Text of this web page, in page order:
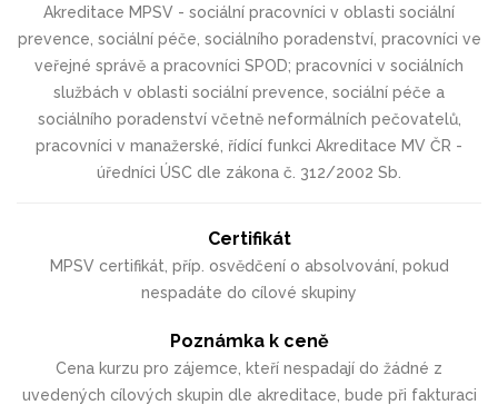
Akreditace MPSV - sociální pracovníci v oblasti sociální
prevence, sociální péče, sociálního poradenství, pracovníci ve
veřejné správě a pracovníci SPOD; pracovníci v sociálních
službách v oblasti sociální prevence, sociální péče a
sociálního poradenství včetně neformálních pečovatelů,
pracovníci v manažerské, řídící funkci Akreditace MV ČR -
úředníci ÚSC dle zákona č. 312/2002 Sb.
Certifikát
MPSV certifikát, příp. osvědčení o absolvování, pokud
nespadáte do cílové skupiny
Poznámka k ceně
Cena kurzu pro zájemce, kteří nespadají do žádné z
uvedených cílových skupin dle akreditace, bude při fakturaci